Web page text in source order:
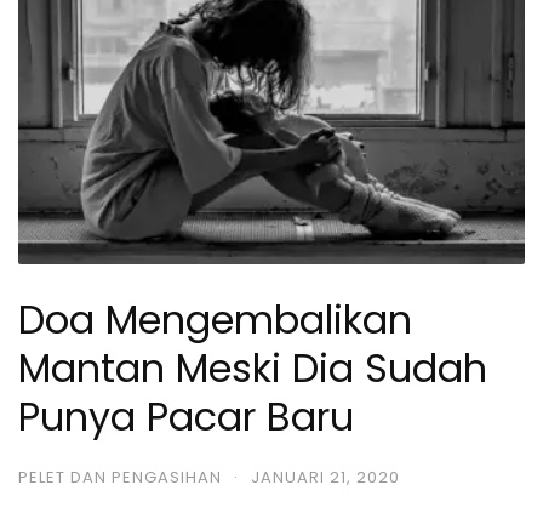
Doa Mengembalikan
Mantan Meski Dia Sudah
Punya Pacar Baru
PELET DAN PENGASIHAN · JANUARI 21, 2020